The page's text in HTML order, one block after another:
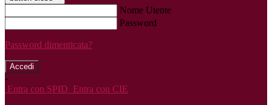
Nome Utente
Password
Password dimenticata?
-
Entra con SPID Entra con CIE